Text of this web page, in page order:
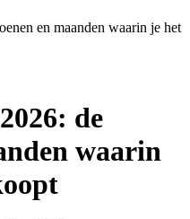
en maanden waarin je het
de
waarin